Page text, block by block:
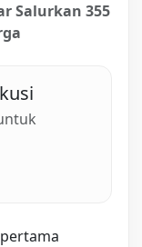
Salurkan 355